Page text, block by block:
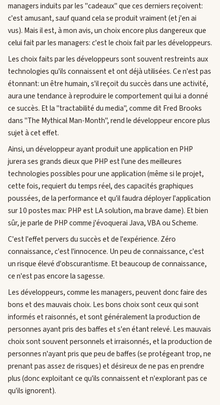
managers induits par les "cadeaux" que ces derniers reçoivent:
c'est amusant, sauf quand cela se produit vraiment (et j'en ai
vus). Mais il est, à mon avis, un choix encore plus dangereux que
celui fait par les managers: c'est le choix fait par les développeurs.
Les choix faits par les développeurs sont souvent restreints aux
technologies qu'ils connaissent et ont déjà utilisées. Ce n'est pas
étonnant: un être humain, s'il reçoit du succès dans une activité,
aura une tendance à reproduire le comportement qui lui a donné
ce succès. Et la "tractabilité du media", comme dit Fred Brooks
dans "The Mythical Man-Month", rend le développeur encore plus
sujet à cet effet.
Ainsi, un développeur ayant produit une application en PHP
jurera ses grands dieux que PHP est l'une des meilleures
technologies possibles pour une application (même si le projet,
cette fois, requiert du temps réel, des capacités graphiques
poussées, de la performance et qu'il faudra déployer l'application
sur 10 postes max: PHP est LA solution, ma brave dame). Et bien
sûr, je parle de PHP comme j'évoquerai Java, VBA ou Scheme.
C'est l'effet pervers du succès et de l'expérience. Zéro
connaissance, c'est l'innocence. Un peu de connaissance, c'est
un risque élevé d'obscurantisme. Et beaucoup de connaissance,
ce n'est pas encore la sagesse.
Les développeurs, comme les managers, peuvent donc faire des
bons et des mauvais choix. Les bons choix sont ceux qui sont
informés et raisonnés, et sont généralement la production de
personnes ayant pris des baffes et s'en étant relevé. Les mauvais
choix sont souvent personnels et irraisonnés, et la production de
personnes n'ayant pris que peu de baffes (se protégeant trop, ne
prenant pas assez de risques) et désireux de ne pas en prendre
plus (donc exploitant ce qu'ils connaissent et n'explorant pas ce
qu'ils ignorent).